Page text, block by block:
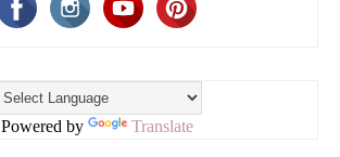
Powered by Translate